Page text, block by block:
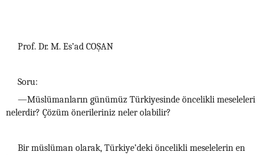
Prof. Dr. M. Es’ad COŞAN
Soru:
—Müslümanların günümüz Türkiyesinde öncelikli meseleleri
nelerdir? Çözüm önerileriniz neler olabilir?
Bir müslüman olarak, Türkiye’deki öncelikli meselelerin en